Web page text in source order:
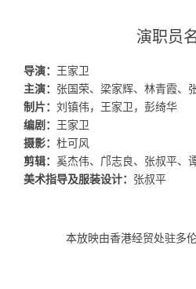
演职员
导演： 王家卫
主演： 张国荣、梁家辉、林青霞、
制片： 刘镇伟，王家卫，彭绮华
编剧： 王家卫
摄影： 杜可风
剪辑： 奚杰伟、邝志良、张叔平、
美术指导及服装设计： 张叔平
本放映由香港经贸处驻多